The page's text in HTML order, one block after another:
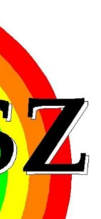
et son parti
large victoire,